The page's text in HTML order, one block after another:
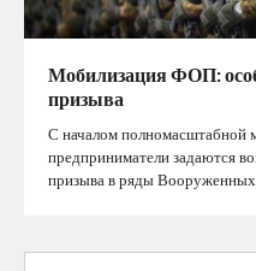
Мобилизация ФОП:
призыва
С началом полномасштабной
предприниматели задаются
призыва в ряды